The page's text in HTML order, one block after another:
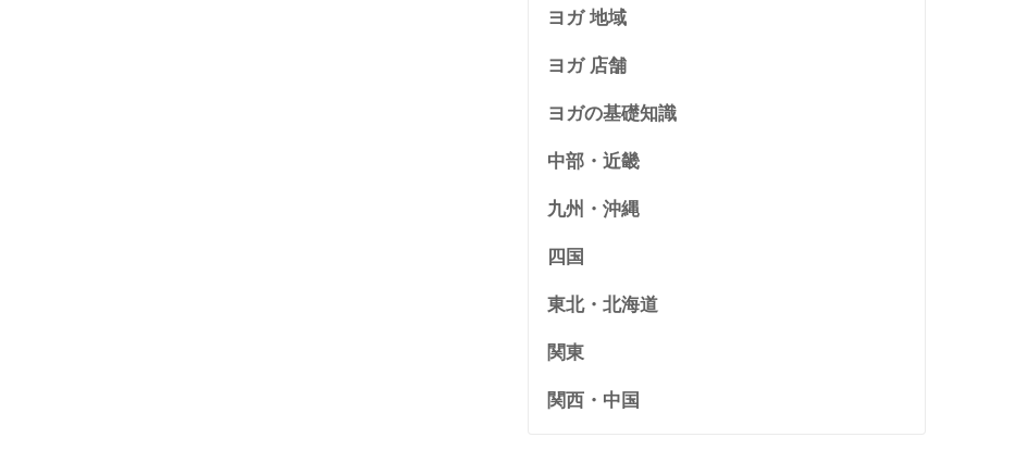
ヨガ 地域
ヨガ 店舗
ヨガの基礎知識
中部・近畿
九州・沖縄
四国
東北・北海道
関東
関西・中国